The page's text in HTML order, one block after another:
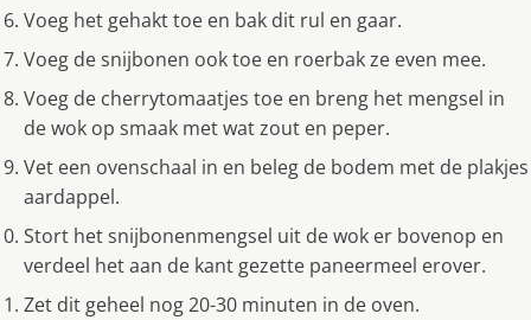
Voeg het gehakt toe en bak dit rul en gaar.
Voeg de snĳbonen ook toe en roerbak ze even mee.
Voeg de cherrytomaatjes toe en breng het mengsel in
de wok op smaak met wat zout en peper.
Vet een ovenschaal in en beleg de bodem met de plakjes
aardappel.
Stort het snĳbonenmengsel uit de wok er bovenop en
verdeel het aan de kant gezette paneermeel erover.
Zet dit geheel nog 20-30 minuten in de oven.